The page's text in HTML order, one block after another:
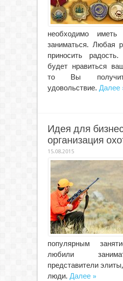
необходимо
заниматься. Любая
приносить
будет нравиться
то Вы
удовольствие. Далее
Идея для
организация
15.08.2015
популярным
любили
представители
люди. Далее »